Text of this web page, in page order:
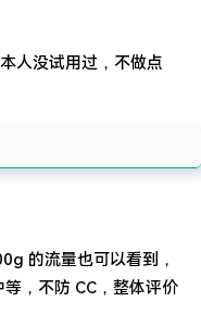
人没试用过，不做点
的流量也可以看到，
，不防 CC，整体评价